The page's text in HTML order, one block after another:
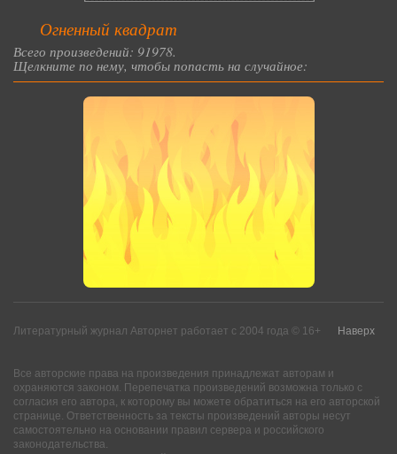
Огненный квадрат
Всего произведений: 91978.
Щелкните по нему, чтобы попасть на случайное:
Наверх
Литературный журнал Авторнет работает с 2004 года © 16+
Все авторские права на произведения принадлежат авторам и
охраняются законом. Перепечатка произведений возможна только с
согласия его автора, к которому вы можете обратиться на его авторской
странице. Ответственность за тексты произведений авторы несут
самостоятельно на основании правил сервера и российского
законодательства.